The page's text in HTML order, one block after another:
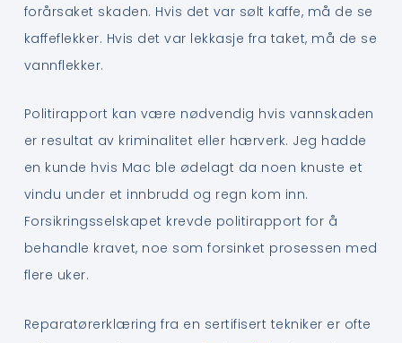
forårsaket skaden. Hvis det var sølt kaffe, må de se
kaffeflekker. Hvis det var lekkasje fra taket, må de se
vannflekker.
Politirapport kan være nødvendig hvis vannskaden
er resultat av kriminalitet eller hærverk. Jeg hadde
en kunde hvis Mac ble ødelagt da noen knuste et
vindu under et innbrudd og regn kom inn.
Forsikringsselskapet krevde politirapport for å
behandle kravet, noe som forsinket prosessen med
flere uker.
Reparatørerklæring fra en sertifisert tekniker er ofte